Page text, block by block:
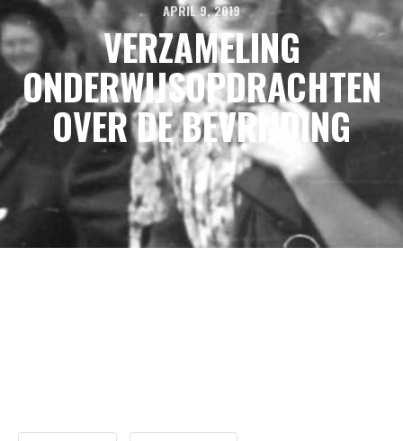
APRIL 9, 2019
VERZAMELING
ONDERWIJSOPDRACHTEN
OVER DE BEVRIJDING